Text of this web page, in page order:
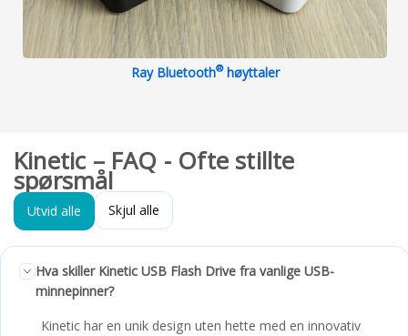
Ray Bluetooth®høyttaler
Kinetic – FAQ - Ofte stillte
spørsmål
Utvid alle Skjul alle
Hva skiller Kinetic USB Flash Drive fra vanlige USB-
minnepinner?
Kinetic har en unik design uten hette med en innovativ